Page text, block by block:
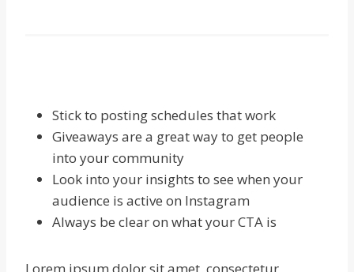
Stick to posting schedules that work
Giveaways are a great way to get people
into your community
Look into your insights to see when your
audience is active on Instagram
Always be clear on what your CTA is